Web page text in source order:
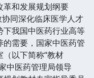
和发展规划纲要
协同深化临床医学人才
我国中医药行业高等
需要，国家中医药管
以下简称“教材
中医药管理局领导